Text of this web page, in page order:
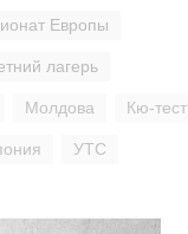
Европы
лагерь
Молдова Кю-тест
УТС